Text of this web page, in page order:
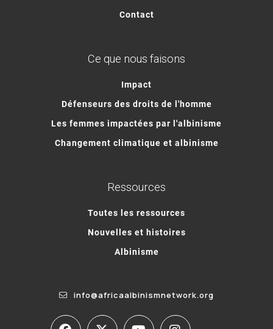
Contact
Ce que nous faisons
Impact
Défenseurs des droits de l'homme
Les femmes impactées par l'albinisme
Changement climatique et albinisme
Ressources
Toutes les ressources
Nouvelles et histoires
Albinisme
info@africaalbinismnetwork.org